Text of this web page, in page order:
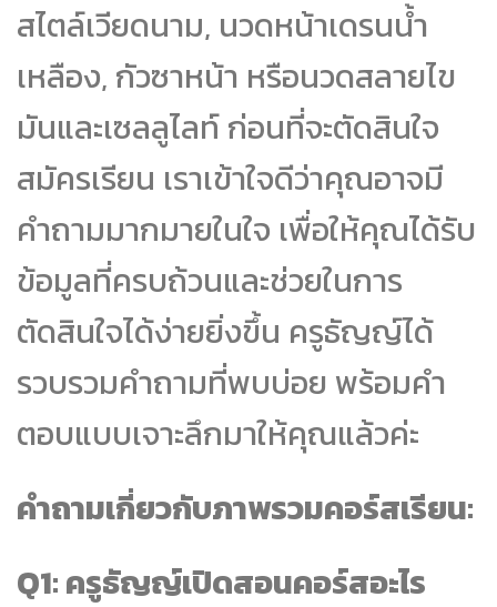
สไตล์เวียดนาม, นวดหน้าเดรนน้ำ
เหลือง, กัวซาหน้า หรือนวดสลายไข
มันและเซลลูไลท์ ก่อนที่จะตัดสินใจ
สมัครเรียน เราเข้าใจดีว่าคุณอาจมี
คำถามมากมายในใจ เพื่อให้คุณได้รับ
ข้อมูลที่ครบถ้วนและช่วยในการ
ตัดสินใจได้ง่ายยิ่งขึ้น ครูธัญญ์ได้
รวบรวมคำถามที่พบบ่อย พร้อมคำ
ตอบแบบเจาะลึกมาให้คุณแล้วค่ะ
คำถามเกี่ยวกับภาพรวมคอร์สเรียน:
Q1: ครูธัญญ์เปิดสอนคอร์สอะไร